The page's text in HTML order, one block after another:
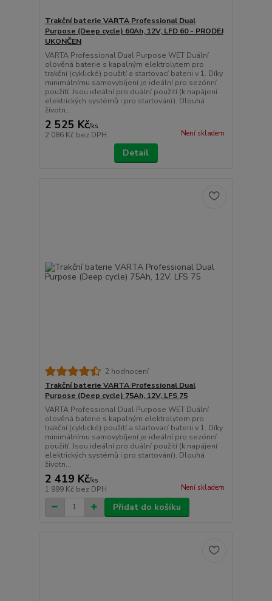
Trakční baterie VARTA Professional Dual
Purpose (Deep cycle) 60Ah, 12V, LFD 60 - PRODEJ
UKONČEN
VARTA Professional Dual Purpose WET Duální
olověná baterie s kapalným elektrolytem pro
trakční (cyklické) použití a startovací baterii v 1. Díky
minimálnímu samovybíjení je ideální pro sezónní
použití. Jsou ideální pro duální použití (k napájení
elektrických systémů i pro startování). Dlouhá
životn...
2 525 Kč/ks
2 086 Kč bez DPH Není skladem
Detail
2 hodnocení
Trakční baterie VARTA Professional Dual
Purpose (Deep cycle) 75Ah, 12V, LFS 75
VARTA Professional Dual Purpose WET Duální
olověná baterie s kapalným elektrolytem pro
trakční (cyklické) použití a startovací baterii v 1. Díky
minimálnímu samovybíjení je ideální pro sezónní
použití. Jsou ideální pro duální použití (k napájení
elektrických systémů i pro startování). Dlouhá
životn...
2 419 Kč/ks
1 999 Kč bez DPH Není skladem
Přidat do košíku